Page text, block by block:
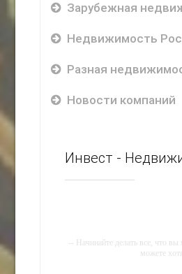
Зарубежная
Недвижимость
Разная
Новости компаний
Инвест -
-- Начинайте делать все, что
можете